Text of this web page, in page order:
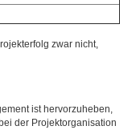
zwar nicht,
ist hervorzuheben,
der Projektorganisation